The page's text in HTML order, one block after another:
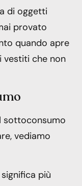
di oggetti
provato
quando apre
vestiti che non
sottoconsumo
vediamo
più